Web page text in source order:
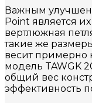
Важным
Point является
вертлюжная
такие же
весит примерно
модель TAWGK
общий вес
эффективность